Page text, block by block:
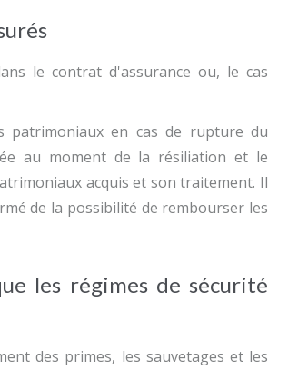
le contrat d'assurance ou, le cas
patrimoniaux en cas de rupture du
au moment de la résiliation et le
acquis et son traitement. Il
de la possibilité de rembourser les
les régimes de sécurité
des primes, les sauvetages et les